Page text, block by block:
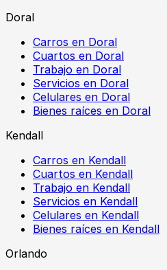
Doral
Carros en Doral
Cuartos en Doral
Trabajo en Doral
Servicios en Doral
Celulares en Doral
Bienes raíces en Doral
Kendall
Carros en Kendall
Cuartos en Kendall
Trabajo en Kendall
Servicios en Kendall
Celulares en Kendall
Bienes raíces en Kendall
Orlando